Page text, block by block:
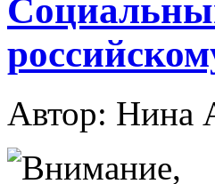
Автор: